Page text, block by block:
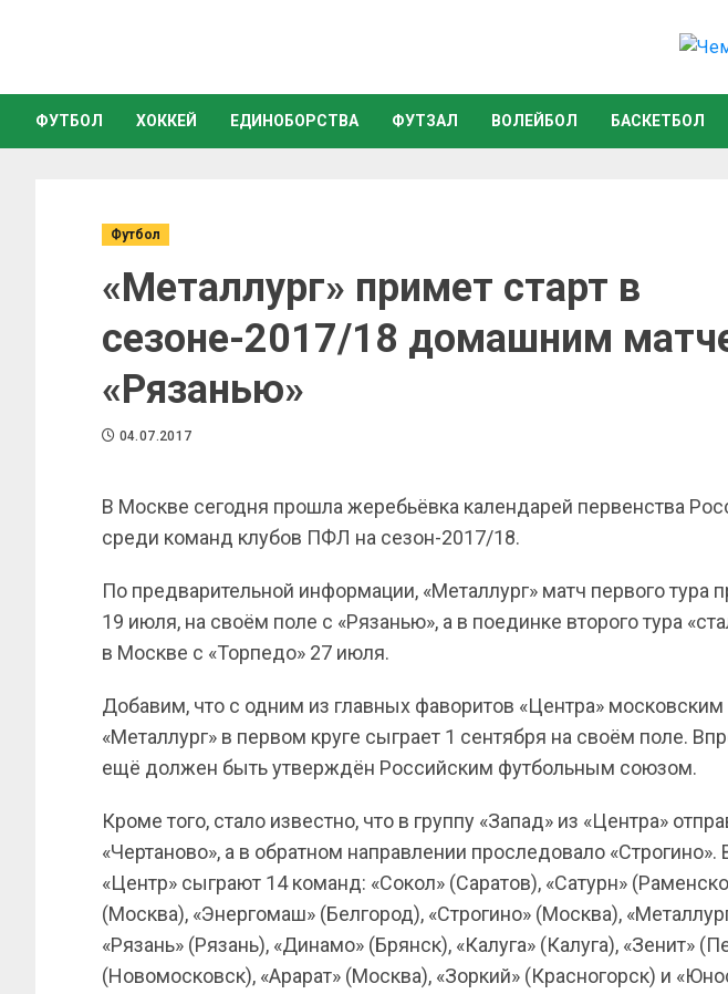
ФУТБОЛ ХОККЕЙ ЕДИНОБОРСТВА ФУТЗАЛ ВОЛЕЙБОЛ БАСКЕТБОЛ
Футбол
«Металлург» примет старт в
сезоне-2017/18 домашним
«Рязанью»
04.07.2017
В Москве сегодня прошла жеребьёвка календарей первенства
среди команд клубов ПФЛ на сезон-2017/18.
По предварительной информации, «Металлург» матч первого тура
19 июля, на своём поле с «Рязанью», а в поединке второго тура
в Москве с «Торпедо» 27 июля.
Добавим, что с одним из главных фаворитов «Центра» московским
«Металлург» в первом круге сыграет 1 сентября на своём поле.
ещё должен быть утверждён Российским футбольным союзом.
Кроме того, стало известно, что в группу «Запад» из «Центра»
«Чертаново», а в обратном направлении проследовало «Строгино».
«Центр» сыграют 14 команд: «Сокол» (Саратов), «Сатурн»
(Москва), «Энергомаш» (Белгород), «Строгино» (Москва),
«Рязань» (Рязань), «Динамо» (Брянск), «Калуга» (Калуга), «Зенит»
(Новомосковск), «Арарат» (Москва), «Зоркий» (Красногорск) и